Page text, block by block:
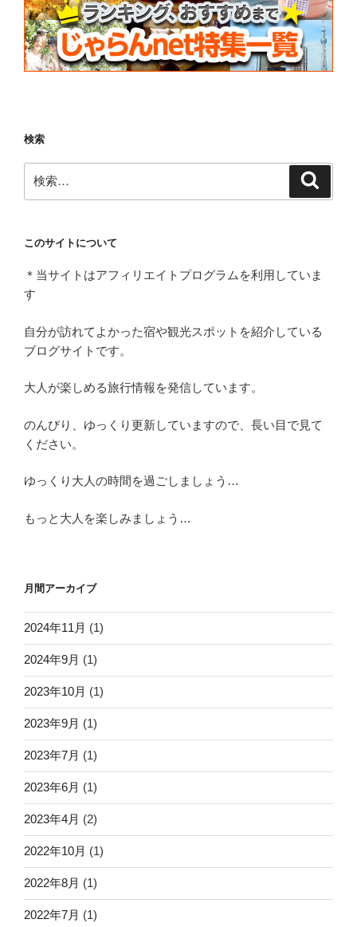
検索
索:
このサイトについて
＊当サイトはアフィリエイトプログラムを利用していま
す
自分が訪れてよかった宿や観光スポットを紹介している
ブログサイトです。
大人が楽しめる旅行情報を発信しています。
のんびり、ゆっくり更新していますので、長い目で見て
ください。
ゆっくり大人の時間を過ごしましょう…
もっと大人を楽しみましょう…
月間アーカイブ
2024年11月 (1)
2024年9月 (1)
2023年10月 (1)
2023年9月 (1)
2023年7月 (1)
2023年6月 (1)
2023年4月 (2)
2022年10月 (1)
2022年8月 (1)
2022年7月 (1)